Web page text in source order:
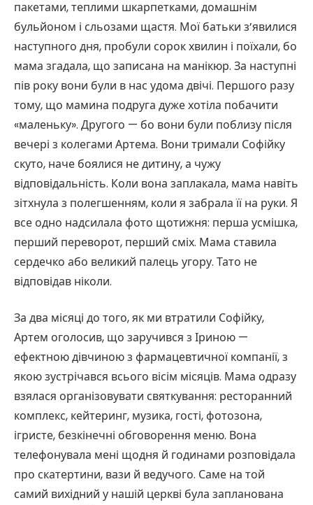
пакетами, теплими шкарпетками, домашнім
бульйоном і сльозами щастя. Мої батьки з’явилися
наступного дня, пробули сорок хвилин і поїхали, бо
мама згадала, що записана на манікюр. За наступні
пів року вони були в нас удома двічі. Першого разу
тому, що мамина подруга дуже хотіла побачити
«маленьку». Другого — бо вони були поблизу після
вечері з колегами Артема. Вони тримали Софійку
скуто, наче боялися не дитину, а чужу
відповідальність. Коли вона заплакала, мама навіть
зітхнула з полегшенням, коли я забрала її на руки. Я
все одно надсилала фото щотижня: перша усмішка,
перший переворот, перший сміх. Мама ставила
сердечко або великий палець угору. Тато не
відповідав ніколи.
За два місяці до того, як ми втратили Софійку,
Артем оголосив, що заручився з Іриною —
ефектною дівчиною з фармацевтичної компанії, з
якою зустрічався всього вісім місяців. Мама одразу
взялася організовувати святкування: ресторанний
комплекс, кейтеринг, музика, гості, фотозона,
ігристе, безкінечні обговорення меню. Вона
телефонувала мені щодня й годинами розповідала
про скатертини, вази й ведучого. Саме на той
самий вихідний у нашій церкві була запланована